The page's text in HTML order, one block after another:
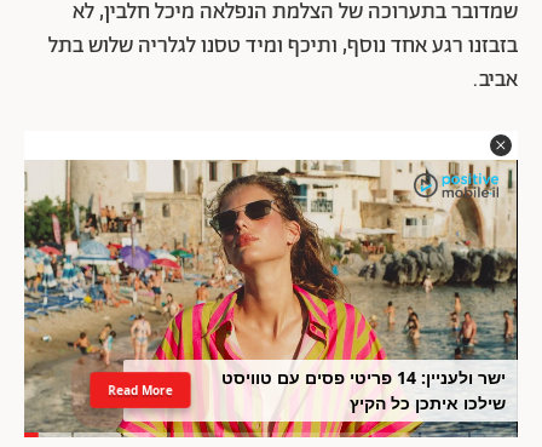
שמדובר בתערוכה של הצלמת הנפלאה מיכל חלבין, לא
בזבזנו רגע אחד נוסף, ותיכף ומיד טסנו לגלריה שלוש בתל
אביב.
ישר ולעניין: 14 פריטי פסים עם טוויסט
שילכו איתכן כל הקיץ
Read More